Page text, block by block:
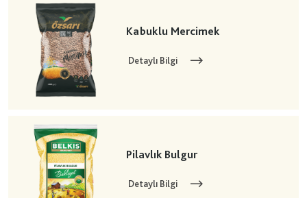
Kabuklu Mercimek
Detaylı Bilgi
Pilavlık Bulgur
Detaylı Bilgi